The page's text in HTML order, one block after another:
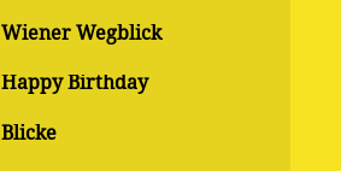
Wiener Wegblick
Happy Birthday
Blicke